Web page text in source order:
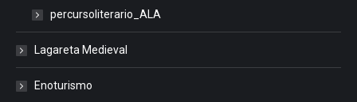
percursoliterario_ALA
Lagareta Medieval
Enoturismo